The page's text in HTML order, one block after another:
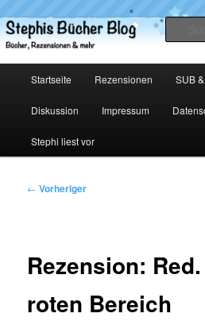
primären
Inhalt
Stephis Bücher
Startseite Rezensionen SUB
Diskussion Impressum
Stephi liest vor
Beitragsnavigation
← Vorheriger
Rezension:
roten Bereich